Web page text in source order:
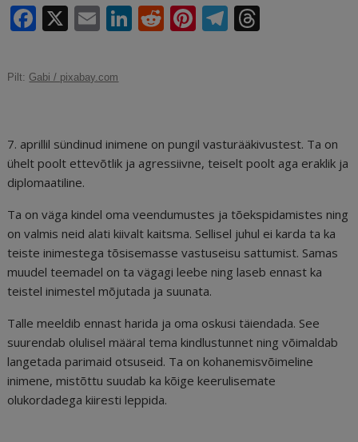
F
c
o
o
k
X E
ai
Li
n
R Pi
st
T
m d
s
Pilt: Gabi / pixabay.com
7. aprillil sündinud inimene on pungil vasturääkivustest. Ta on
ühelt poolt ettevõtlik ja agressiivne, teiselt poolt aga eraklik ja
diplomaatiline.
Ta on väga kindel oma veendumustes ja tõekspidamistes ning
on valmis neid alati kiivalt kaitsma. Sellisel juhul ei karda ta ka
teiste inimestega tõsisemasse vastuseisu sattumist. Samas
muudel teemadel on ta vägagi leebe ning laseb ennast ka
teistel inimestel mõjutada ja suunata.
Talle meeldib ennast harida ja oma oskusi täiendada. See
suurendab olulisel määral tema kindlustunnet ning võimaldab
langetada parimaid otsuseid. Ta on kohanemisvõimeline
inimene, mistõttu suudab ka kõige keerulisemate
olukordadega kiiresti leppida.